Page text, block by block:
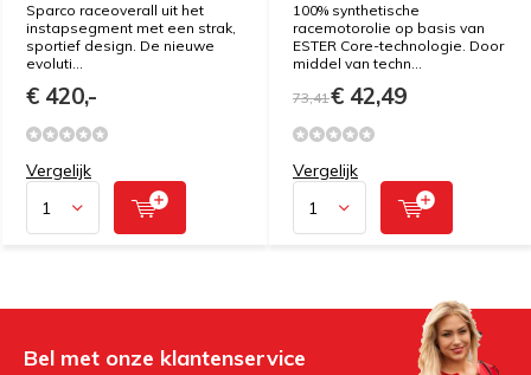
Sparco raceoverall uit het
instapsegment met een strak,
sportief design. De nieuwe
evoluti...
€ 420,-
Vergelijk
100% synthetische
racemotorolie op basis van
ESTER Core-technologie. Door
middel van techn...
73,41€ 42,49
Vergelijk
Bel met onze klantenservice